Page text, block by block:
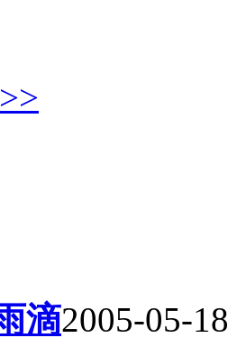
滴2005-05-18